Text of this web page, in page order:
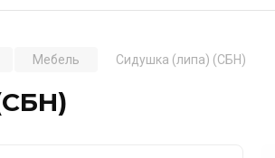
Мебель Сидушка (липа) (СБН)